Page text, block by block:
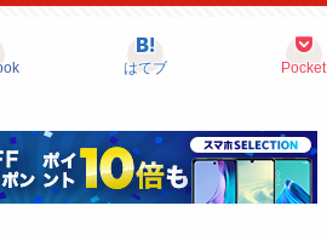
はてブ Pocket